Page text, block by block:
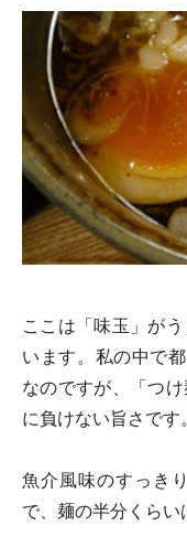
ここは「味玉」が
います。私の中で
なのですが、「つ
に負けない旨さです。
魚介風味のすっき
で、麺の半分くらい